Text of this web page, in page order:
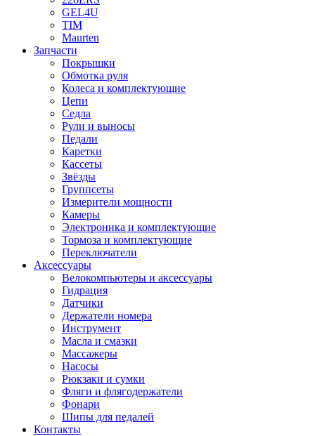
GEL4U
TIM
Maurten
Запчасти
Покрышки
Обмотка руля
Колеса и комплектующие
Цепи
Седла
Рули и выносы
Педали
Каретки
Кассеты
Звёзды
Группсеты
Измерители мощности
Камеры
Электроника и комплектующие
Тормоза и комплектующие
Переключатели
Аксессуары
Велокомпьютеры и аксессуары
Гидрация
Датчики
Держатели номера
Инструмент
Масла и смазки
Массажеры
Насосы
Рюкзаки и сумки
Фляги и флягодержатели
Фонари
Шипы для педалей
Контакты